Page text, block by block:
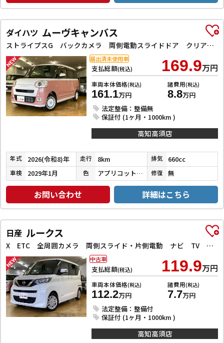
ダイハツ ムーヴキャンバス
ストライプスG バックカメラ 両側電動スライドドア クリアランスソナー 衝突被害軽減システム オートライト LEDヘッドランプ スマートキー アイドリングストップ 電動格納ミラー シートヒーター ベンチシート CVT
支払総額(税込) 169.9万円
車両本体価格(税込)
161.1万円
諸費用(税込)
8.8万円
法定整備：整備無
保証付 (1ヶ月・1000km )
届出済未使用車
高知高須店
年式 2026(令和8)年 走行 8km 排気 660cc
車検 2029年1月 色 アプリコットピンクメタリック／シャイニングホワイトパール 修復 無
お問い合わせ 詳細はこちら
日産 ルークス
X ETC 全周囲カメラ 両側スライド・片側電動 ナビ TV クリアランスソナー 衝突被害軽減システム オートライト スマートキー アイドリングストップ 電動格納ミラー ベンチシート CVT
支払総額(税込) 119.9万円
車両本体価格(税込)
112.2万円
諸費用(税込)
7.7万円
法定整備：整備付
保証付 (1ヶ月・1000km )
中古車
高知高須店